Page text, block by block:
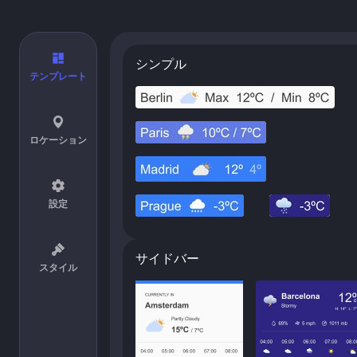
テンプレート
ロケーション
設定
スタイル
シンプル
サイドバー